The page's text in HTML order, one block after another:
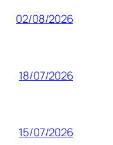
02/08/2026
18/07/2026
15/07/2026